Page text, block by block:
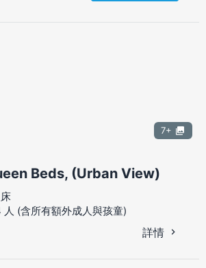
7+
Beds, (Urban View)
(含所有額外成人與孩童)
詳情